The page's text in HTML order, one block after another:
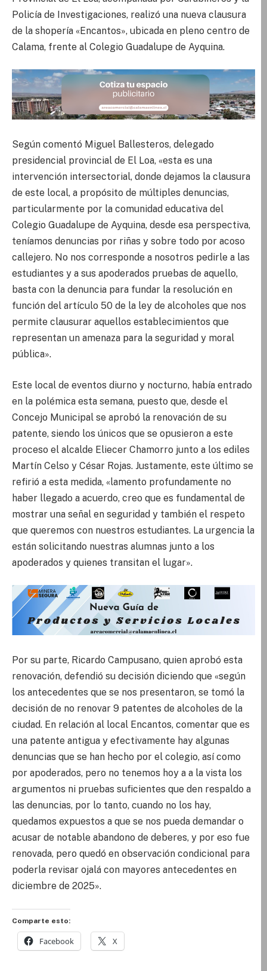
Policía de Investigaciones, realizó una nueva clausura
de la shopería «Encantos», ubicada en pleno centro de
Calama, frente al Colegio Guadalupe de Ayquina.
Según comentó Miguel Ballesteros, delegado
presidencial provincial de El Loa, «esta es una
intervención intersectorial, donde dejamos la clausura
de este local, a propósito de múltiples denuncias,
particularmente por la comunidad educativa del
Colegio Guadalupe de Ayquina, desde esa perspectiva,
teníamos denuncias por riñas y sobre todo por acoso
callejero. No nos corresponde a nosotros pedirle a las
estudiantes y a sus apoderados pruebas de aquello,
basta con la denuncia para fundar la resolución en
función del artículo 50 de la ley de alcoholes que nos
permite clausurar aquellos establecimientos que
representan un amenaza para la seguridad y moral
pública».
Este local de eventos diurno y nocturno, había entrado
en la polémica esta semana, puesto que, desde el
Concejo Municipal se aprobó la renovación de su
patente, siendo los únicos que se opusieron a este
proceso el alcalde Eliecer Chamorro junto a los ediles
Martín Celso y César Rojas. Justamente, este último se
refirió a esta medida, «lamento profundamente no
haber llegado a acuerdo, creo que es fundamental de
mostrar una señal en seguridad y también el respeto
que queremos con nuestros estudiantes. La urgencia la
están solicitando nuestras alumnas junto a los
apoderados y quienes transitan el lugar».
Por su parte, Ricardo Campusano, quien aprobó esta
renovación, defendió su decisión diciendo que «según
los antecedentes que se nos presentaron, se tomó la
decisión de no renovar 9 patentes de alcoholes de la
ciudad. En relación al local Encantos, comentar que es
una patente antigua y efectivamente hay algunas
denuncias que se han hecho por el colegio, así como
por apoderados, pero no tenemos hoy a a la vista los
argumentos ni pruebas suficientes que den respaldo a
las denuncias, por lo tanto, cuando no los hay,
quedamos expuestos a que se nos pueda demandar o
acusar de notable abandono de deberes, y por eso fue
renovada, pero quedó en observación condicional para
poderla revisar ojalá con mayores antecedentes en
diciembre de 2025».
Comparte esto:
Facebook X